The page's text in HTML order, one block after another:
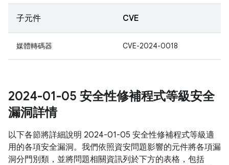
子元件 CVE
媒體轉碼器 CVE-2024-0018
2024-01-05 安全性修補程式等級安全
漏洞詳情
以下各節將詳細說明 2024-01-05 安全性修補程式等級適
用的各項安全漏洞。我們依照資安問題影響的元件將各項漏
洞分門別類，並將問題相關資訊列於下方的表格，包括